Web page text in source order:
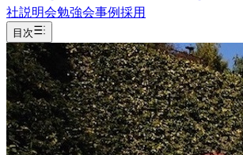
社説明会勉強会事例採用
目次